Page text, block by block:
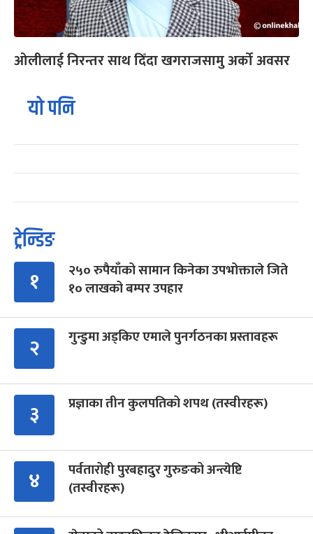
ओलीलाई निरन्तर साथ दिँदा खगराजसामु अर्को अवसर
यो पनि
ट्रेन्डिङ
१
२५० रुपैयाँको सामान किनेका उपभोक्ताले जिते
१० लाखको बम्पर उपहार
२ गुन्डुमा अड्किए एमाले पुनर्गठनका प्रस्तावहरू
३ प्रज्ञाका तीन कुलपतिको शपथ (तस्वीरहरू)
४
पर्वतारोही पुरबहादुर गुरुङको अन्त्येष्टि
(तस्वीरहरू)